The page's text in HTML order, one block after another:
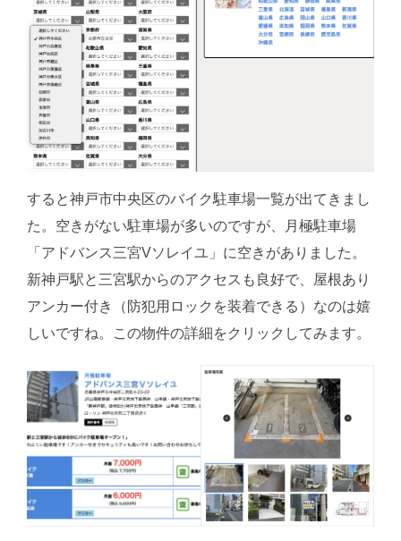
すると神戸市中央区のバイク駐車場一覧が出てきまし
た。空きがない駐車場が多いのですが、月極駐車場
「アドバンス三宮Vソレイユ」に空きがありました。
新神戸駅と三宮駅からのアクセスも良好で、屋根あり
アンカー付き（防犯用ロックを装着できる）なのは嬉
しいですね。この物件の詳細をクリックしてみます。